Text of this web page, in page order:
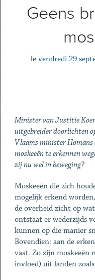
Geens
le vendredi 29
Minister van Justitie
uitgebreider doorlichten
Vlaams minister
moskeeën te erkennen
zij nu wel in beweging?
Moskeeën die zich
mogelijk erkend
de overheid zicht op
ontstaat er wederzijds
kunnen op die manier
Bovendien: aan de
vast. Zo zijn moskeeën
invloed) uit landen